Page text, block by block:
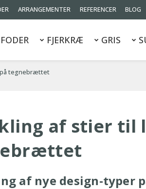
ARRANGEMENTER REFERENCER BLOG
FODER FJERKRÆ GRIS
på tegnebrættet
af stier til
af nye design-typer